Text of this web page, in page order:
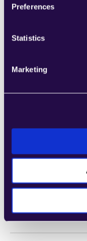
Preferences
Statistics
Marketing
Representative
Enterprise
Sales